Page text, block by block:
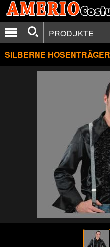
PRODUKTE
SILBERNE HOSENTRÄGER